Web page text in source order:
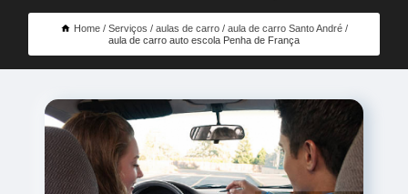
Home Serviços aulas de carro
aula de carro Santo André
aula de carro auto escola Penha de França